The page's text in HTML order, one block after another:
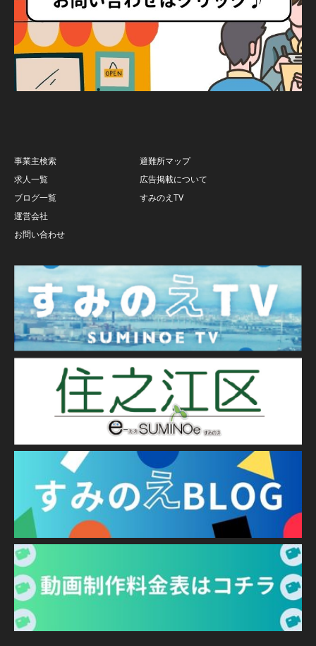
事業主検索
避難所マップ
求人一覧
広告掲載について
ブログ一覧
すみのえTV
運営会社
お問い合わせ